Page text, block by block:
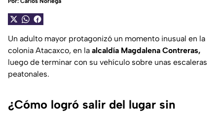
Un adulto mayor protagonizó un momento inusual en la
colonia Atacaxco, en la alcaldía Magdalena Contreras,
luego de terminar con su vehículo sobre unas escaleras
peatonales.
¿Cómo logró salir del lugar sin